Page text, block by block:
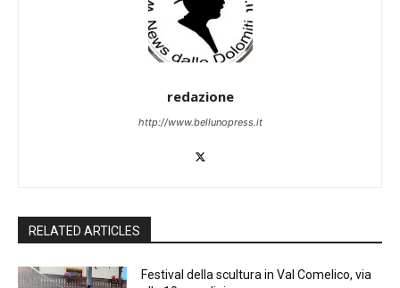
redazione
http://www.bellunopress.it
RELATED ARTICLES
Festival della scultura in Val Comelico, via